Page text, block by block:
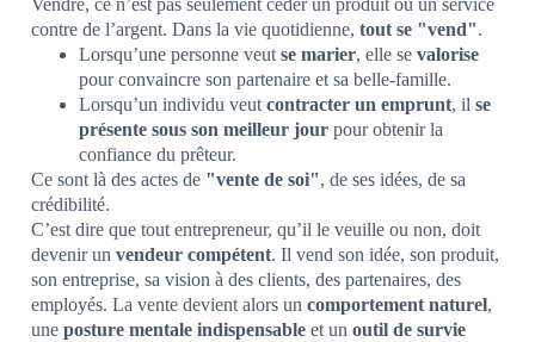
Vendre, ce n’est pas seulement céder un produit ou un service
contre de l’argent. Dans la vie quotidienne, tout se "vend".
Lorsqu’une personne veut se marier, elle se valorise
pour convaincre son partenaire et sa belle-famille.
Lorsqu’un individu veut contracter un emprunt, il se
présente sous son meilleur jour pour obtenir la
confiance du prêteur.
Ce sont là des actes de "vente de soi", de ses idées, de sa
crédibilité.
C’est dire que tout entrepreneur, qu’il le veuille ou non, doit
devenir un vendeur compétent. Il vend son idée, son produit,
son entreprise, sa vision à des clients, des partenaires, des
employés. La vente devient alors un comportement naturel,
une posture mentale indispensable et un outil de survie